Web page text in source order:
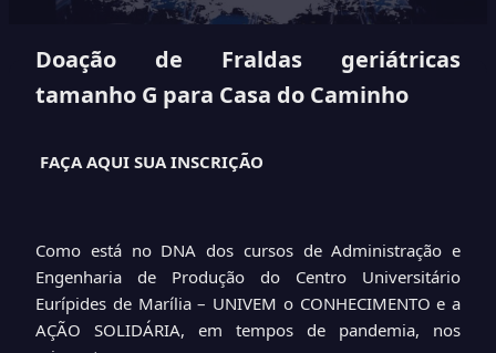
Doação de Fraldas geriátricas
tamanho G para Casa do Caminho
FAÇA AQUI SUA INSCRIÇÃO
Como está no DNA dos cursos de Administração e
Engenharia de Produção do Centro Universitário
Eurípides de Marília – UNIVEM o CONHECIMENTO e a
AÇÃO SOLIDÁRIA, em tempos de pandemia, nos